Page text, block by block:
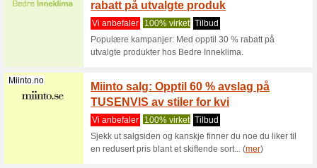
Butikker Rabatter
Hovedside>Rabatter>